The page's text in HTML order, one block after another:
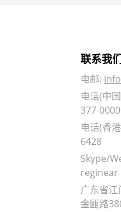
联系我
电邮:
电话(中
377-0000
电话(香
6428
Skype/
reginear
广东省
金瓯路